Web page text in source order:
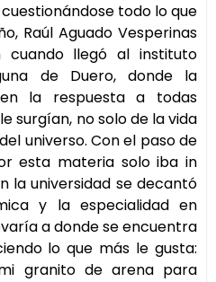
todo lo que
Raúl Aguado Vesperinas
cuando llegó al instituto
de Duero, donde la
la respuesta a todas
surgían, no solo de la vida
universo. Con el paso de
esta materia solo iba in
la universidad se decantó
y la especialidad en
a donde se encuentra
lo que más le gusta:
granito de arena para